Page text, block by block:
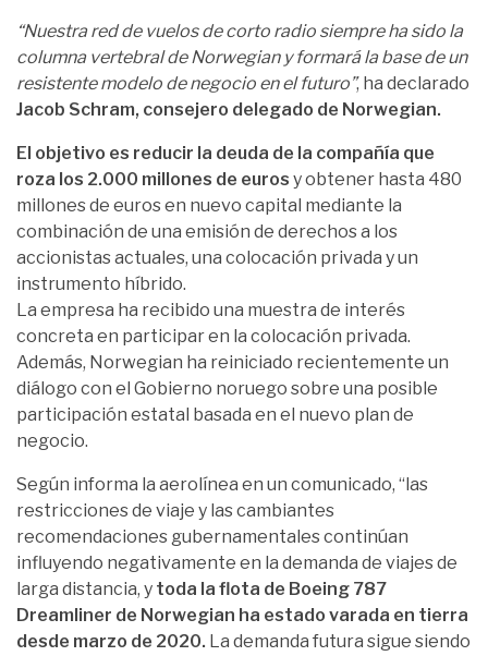
“Nuestra red de vuelos de corto radio siempre ha sido la
columna vertebral de Norwegian y formará la base de un
resistente modelo de negocio en el futuro”, ha declarado
Jacob Schram, consejero delegado de Norwegian.
El objetivo es reducir la deuda de la compañía que
roza los 2.000 millones de euros y obtener hasta 480
millones de euros en nuevo capital mediante la
combinación de una emisión de derechos a los
accionistas actuales, una colocación privada y un
instrumento híbrido.
La empresa ha recibido una muestra de interés
concreta en participar en la colocación privada.
Además, Norwegian ha reiniciado recientemente un
diálogo con el Gobierno noruego sobre una posible
participación estatal basada en el nuevo plan de
negocio.
Según informa la aerolínea en un comunicado, “las
restricciones de viaje y las cambiantes
recomendaciones gubernamentales continúan
influyendo negativamente en la demanda de viajes de
larga distancia, y toda la flota de Boeing 787
Dreamliner de Norwegian ha estado varada en tierra
desde marzo de 2020. La demanda futura sigue siendo